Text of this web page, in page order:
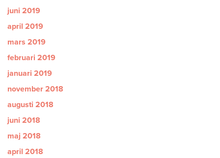
juni 2019
april 2019
mars 2019
februari 2019
januari 2019
november 2018
augusti 2018
juni 2018
maj 2018
april 2018